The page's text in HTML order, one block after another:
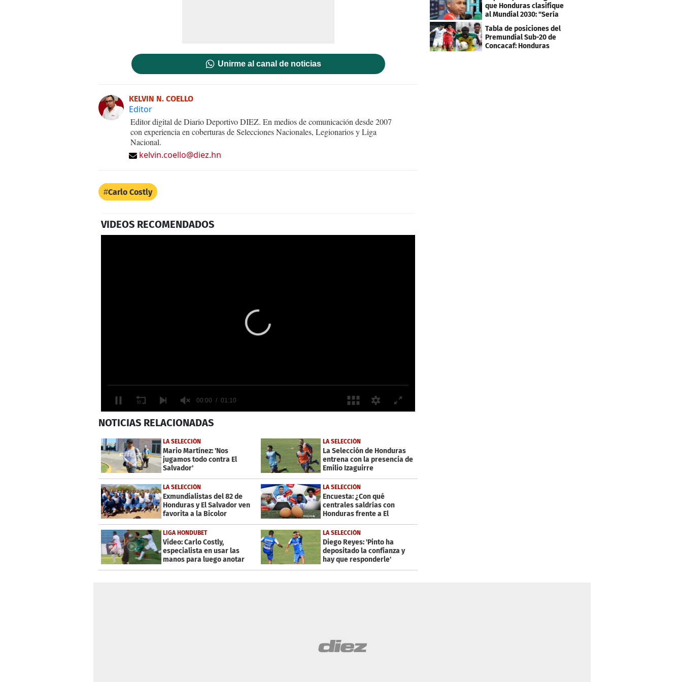
Unirme al canal de noticias
KELVIN N. COELLO
Editor
Editor digital de Diario Deportivo DIEZ. En medios de comunicación desde 2007
con experiencia en coberturas de Selecciones Nacionales, Legionarios y Liga
Nacional.
kelvin.coello@diez.hn
Carlo Costly
VIDEOS RECOMENDADOS
seconds
1
minute,
10
secondsVolume
0%
NOTICIAS RELACIONADAS
LA SELECCIÓN
Mario Martínez: 'Nos
jugamos todo contra El
Salvador'
LA SELECCIÓN
La Selección de Honduras
entrena con la presencia de
Emilio Izaguirre
LA SELECCIÓN
Exmundialistas del 82 de
Honduras y El Salvador ven
favorita a la Bicolor
LA SELECCIÓN
Encuesta: ¿Con qué
centrales saldrías con
Honduras frente a El
Salvador el 25 de marzo?
LIGA HONDUBET
Video: Carlo Costly,
especialista en usar las
manos para luego anotar
goles
LA SELECCIÓN
Diego Reyes: 'Pinto ha
depositado la confianza y
hay que responderle'
que Honduras clasifique
al Mundial 2030: "Sería
mentir"
Tabla de posiciones del
Premundial Sub-20 de
Concacaf: Honduras